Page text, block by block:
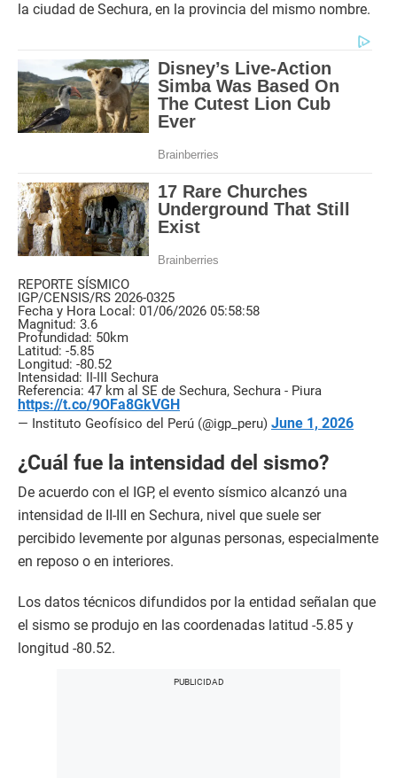
la ciudad de Sechura, en la provincia del mismo nombre.
REPORTE SÍSMICO
IGP/CENSIS/RS 2026-0325
Fecha y Hora Local: 01/06/2026 05:58:58
Magnitud: 3.6
Profundidad: 50km
Latitud: -5.85
Longitud: -80.52
Intensidad: II-III Sechura
Referencia: 47 km al SE de Sechura, Sechura - Piura
https://t.co/9OFa8GkVGH
— Instituto Geofísico del Perú (@igp_peru) June 1, 2026
¿Cuál fue la intensidad del sismo?
De acuerdo con el IGP, el evento sísmico alcanzó una
intensidad de II-III en Sechura, nivel que suele ser
percibido levemente por algunas personas, especialmente
en reposo o en interiores.
Los datos técnicos difundidos por la entidad señalan que
el sismo se produjo en las coordenadas latitud -5.85 y
longitud -80.52.